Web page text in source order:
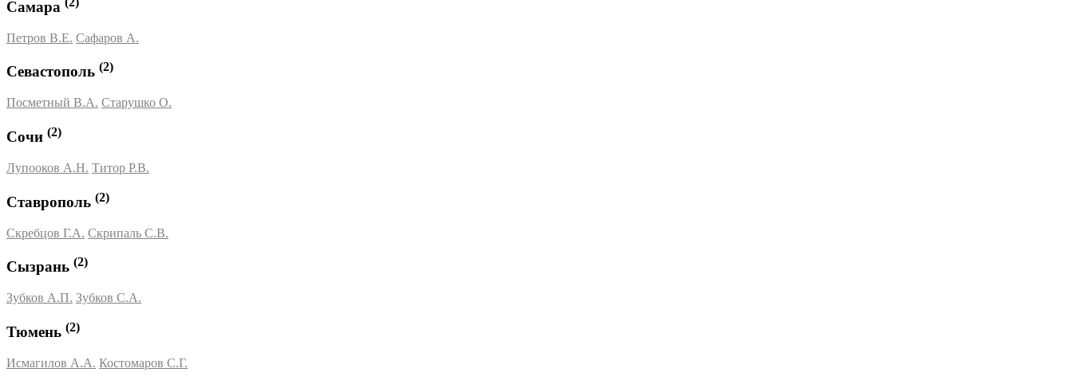
Самара
Петров В.Е. Сафаров А.
Севастополь (2)
Посметный В.А. Старушко О.
Сочи (2)
Лупооков А.Н. Титор Р.В.
Ставрополь (2)
Скребцов Г.А. Скрипаль С.В.
Сызрань (2)
Зубков А.П. Зубков С.А.
Тюмень (2)
Исмагилов А.А. Костомаров С.Г.